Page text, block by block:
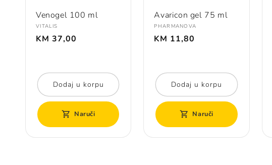
Venogel 100 ml
Prodavač:
VITALIS
Redovna
cijena
KM 37,00
Dodaj u korpu
Naruči
Avaricon gel 75 ml
Prodavač:
PHARMANOVA
Redovna
cijena
KM 11,80
Dodaj u korpu
Naruči